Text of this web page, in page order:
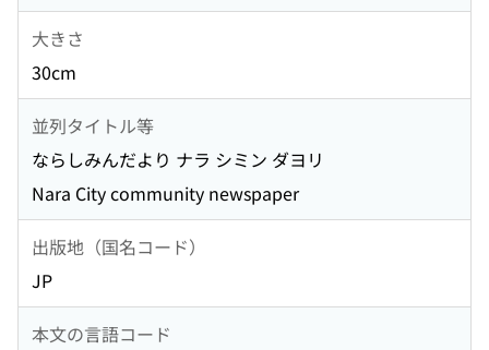
大きさ
30cm
並列タイトル等
ならしみんだより ナラ シミン ダヨリ
Nara City community newspaper
出版地（国名コード）
JP
本文の言語コード